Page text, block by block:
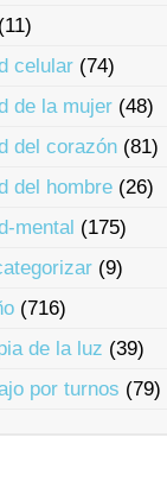
(11)
celular (74)
de la mujer (48)
del corazón (81)
del hombre (26)
mental (175)
(9)
(716)
de la luz (39)
por turnos (79)